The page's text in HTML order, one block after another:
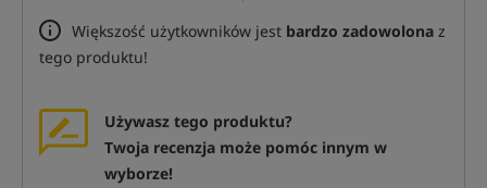
Większość użytkowników jest bardzo zadowolona z
tego produktu!
Używasz tego produktu?
Twoja recenzja może pomóc innym w
wyborze!